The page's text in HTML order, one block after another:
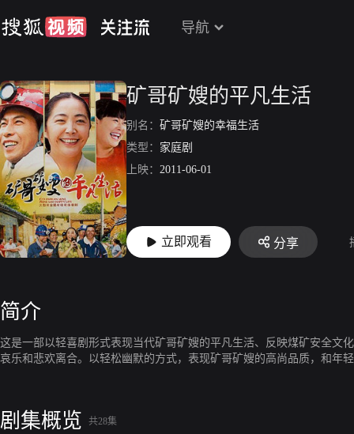
导航
矿哥矿嫂的平凡生活
别名： 矿哥矿嫂的幸福生活
类型： 家庭剧
上映： 2011-06-01
立即观看 分享
简介
这是一部以轻喜剧形式表现当代矿哥矿嫂的平凡生活、反映煤矿安全文
哀乐和悲欢离合。以轻松幽默的方式，表现矿哥矿嫂的高尚品质，和年
剧集概览 共28集